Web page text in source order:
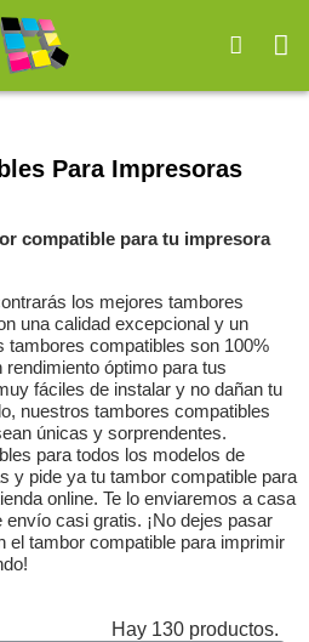
Para Impresoras
compatible para tu impresora
los mejores tambores
una calidad excepcional y un
tambores compatibles son 100%
óptimo para tus
fáciles de instalar y no dañan tu
nuestros tambores compatibles
únicas y sorprendentes.
para todos los modelos de
y pide ya tu tambor compatible para
online. Te lo enviaremos a casa
casi gratis. ¡No dejes pasar
el tambor compatible para imprimir
Hay 130 productos.